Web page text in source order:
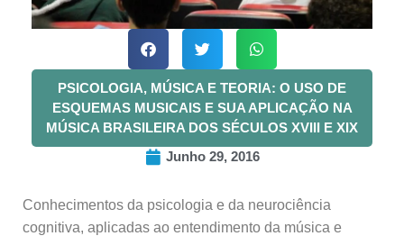
PSICOLOGIA, MÚSICA E TEORIA: O USO DE
ESQUEMAS MUSICAIS E SUA APLICAÇÃO NA
MÚSICA BRASILEIRA DOS SÉCULOS XVIII E XIX
Junho 29, 2016
Conhecimentos da psicologia e da neurociência
cognitiva, aplicadas ao entendimento da música e